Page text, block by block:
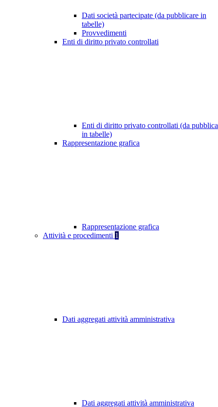
Dati società partecipate (da pubblicare in
tabelle)
Provvedimenti
Enti di diritto privato controllati
Enti di diritto privato controllati (da
in tabelle)
Rappresentazione grafica
Rappresentazione grafica
Attività e procedimenti 1
Dati aggregati attività amministrativa
Dati aggregati attività amministrativa